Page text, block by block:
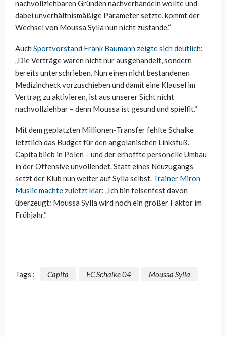
nachvollziehbaren Gründen nachverhandeln wollte und
dabei unverhältnismäßige Parameter setzte, kommt der
Wechsel von Moussa Sylla nun nicht zustande.“
Auch Sportvorstand Frank Baumann zeigte sich deutlich:
„Die Verträge waren nicht nur ausgehandelt, sondern
bereits unterschrieben. Nun einen nicht bestandenen
Medizincheck vorzuschieben und damit eine Klausel im
Vertrag zu aktivieren, ist aus unserer Sicht nicht
nachvollziehbar – denn Moussa ist gesund und spielfit.“
Mit dem geplatzten Millionen-Transfer fehlte Schalke
letztlich das Budget für den angolanischen Linksfuß.
Capita blieb in Polen – und der erhoffte personelle Umbau
in der Offensive unvollendet. Statt eines Neuzugangs
setzt der Klub nun weiter auf Sylla selbst. Trainer Miron
Muslic machte zuletzt klar: „Ich bin felsenfest davon
überzeugt: Moussa Sylla wird noch ein großer Faktor im
Frühjahr.“
Tags : Capita FC Schalke 04 Moussa Sylla